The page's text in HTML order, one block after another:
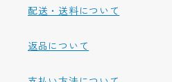
配送・送料について
返品について